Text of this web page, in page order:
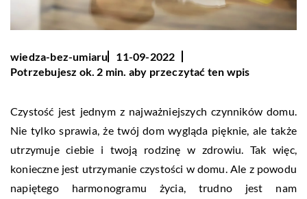
wiedza-bez-umiaru
11-09-2022
Potrzebujesz ok. 2 min. aby przeczytać ten wpis
Czystość jest jednym z najważniejszych czynników domu.
Nie tylko sprawia, że twój dom wygląda pięknie, ale także
utrzymuje ciebie i twoją rodzinę w zdrowiu. Tak więc,
konieczne jest utrzymanie czystości w domu. Ale z powodu
napiętego harmonogramu życia, trudno jest nam